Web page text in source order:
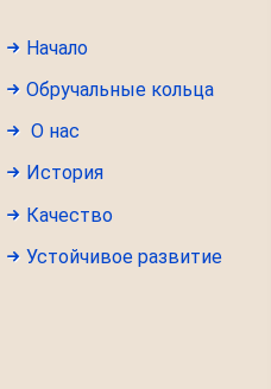
Начало
Обручальные кольца
О нас
История
Качество
Устойчивое развитие